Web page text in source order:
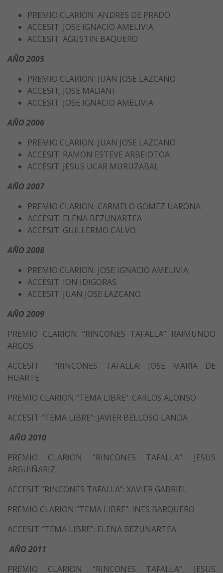
PREMIO CLARION: ANDRES DE PRADO
ACCESIT: JOSE IGNACIO AMELIVIA
ACCESIT: AGUSTIN BAQUERO
AÑO 2005
PREMIO CLARION: JUAN JOSE LAZCANO
ACCESIT; JOSE MADANI
ACCESIT: JOSE IGNACIO AMELIVIA
AÑO 2006
PREMIO CLARION: JUAN JOSE LAZCANO
ACCESIT: RAMON ESTEVE ARBEIOTOA
ACCESIT: JESUS UCAR MURUZABAL
AÑO 2007
PREMIO CLARION: CARMELO GOMEZ UARONA
ACCESIT: ELENA BEZUNARTEA
ACCESIT: GUILLERMO CALVO
AÑO 2008
PREMIO CLARION: JOSE IGNACIO AMELIVIA
ACCESIT: ION IDIGORAS
ACCESIT: JUAN JOSE LAZCANO
AÑO 2009
PREMIO CLARION “RINCONES TAFALLA” RAIMUNDO
ARGOS
ACCESIT “RINCONES TAFALLA: JOSE MARIA DE
HUARTE
PREMIO CLARION “TEMA LIBRE”: CARLOS ALONSO
ACCESIT “TEMA LIBRE”: JAVIER BELLOSO LANDA
AÑO 2010
PREMIO CLARION “RINCONES TAFALLA”: JESUS
ARGUIÑARIZ
ACCESIT “RINCONES TAFALLA”: XAVIER GABRIEL
PREMIO CLARION “TEMA LIBRE”: INES BARQUERO
ACCESIT “TEMA LIBRE”: ELENA BEZUNARTEA
AÑO 2011
PREMIO CLARION “RINCONES TAFALLA”: JESUS